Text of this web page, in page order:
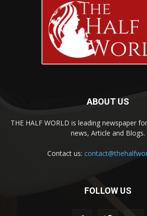
ABOUT US
THE HALF WORLD is leading newspaper
news, Article and Blogs.
Contact us:
FOLLOW US